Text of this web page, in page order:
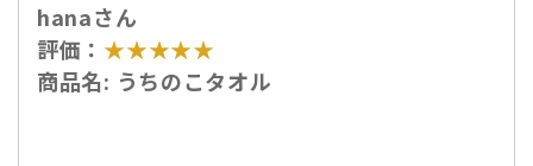
hanaさん
評価： ★★★★★
商品名: うちのこタオル